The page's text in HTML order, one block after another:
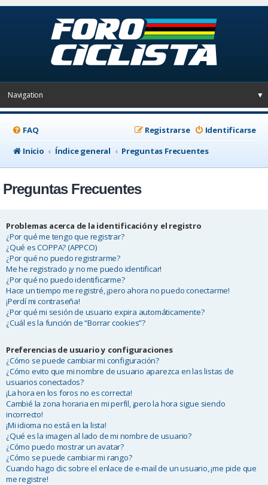
Navigation ▼
FAQ Identificarse
Registrarse
Inicio
Índice general Preguntas Frecuentes
Preguntas Frecuentes
Problemas acerca de la identificación y el registro
¿Por qué me tengo que registrar?
¿Qué es COPPA? (APPCO)
¿Por qué no puedo registrarme?
Me he registrado ¡y no me puedo identificar!
¿Por qué no puedo identificarme?
Hace un tiempo me registré, ¡pero ahora no puedo conectarme!
¡Perdí mi contraseña!
¿Por qué mi sesión de usuario expira automáticamente?
¿Cuál es la función de “Borrar cookies”?
Preferencias de usuario y configuraciones
¿Cómo se puede cambiar mi configuración?
¿Cómo evito que mi nombre de usuario aparezca en las listas de
usuarios conectados?
¡La hora en los foros no es correcta!
Cambié la zona horaria en mi perfil, ¡pero la hora sigue siendo
incorrecto!
¡Mi idioma no está en la lista!
¿Qué es la imagen al lado de mi nombre de usuario?
¿Cómo puedo mostrar un avatar?
¿Cómo se puede cambiar mi rango?
Cuando hago clic sobre el enlace de e-mail de un usuario, ¡me pide que
me registre!